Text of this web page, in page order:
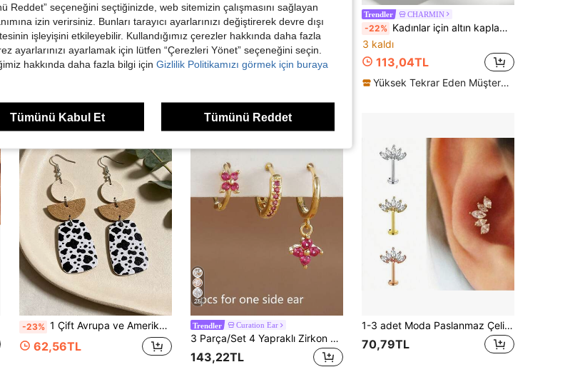
XLOO
-3% Kadın Küpe, 14K Altın Kaplama Halka Küpe, Zarif Üç Katmanlı Sallantılı Küpe, Hipoalerjenik Huggie Küpe, Şık Kadın Stili
183,28TL
CHENG YUER
119,63TL
Trendler CHARMIN
-22% Kadınlar için altın kaplama kare saplı küpeler, çapraz metal çizgiler, tamamen kübik zirkon taşlarla kaplı ve inci dokulu kenarlara sahip. Minimalist ve zarif tasarım, günlük kullanım ve ofis için uygun, şık bir hediye fikri.
3 kaldı
113,04TL
Yüksek Tekrar Eden Müşteriler
-23% 1 Çift Avrupa ve Amerikan Tarzı Vintage Geometrik Yama Desenli Siyah Beyaz Benekli Küpe, Kadınlar İçin Moda Kişiselleştirilmiş Deri Sallantılı Küpe, Zarif Çok Yönlü Takı/Çok Katmanlı El Yapımı Detaylı/Kız Arkadaş veya Arkadaş İçin Hediye/Feminen Vahşi/Yumuşak Deri Malzeme
62,56TL
25
Trendler Curation Ear
3 Parça/Set 4 Yapraklı Zirkon Çiçek Küpe Seti, Kadın Stili, 18K Altın Kaplama Hipoalerjenik Kıkırdak Halkası ve Stud Kıkırdak Piercing Takısı, Günlük Kullanıma Uygun
143,22TL
1-3 adet Moda Paslanmaz Çelik Kübik Zirkonyum Taç Küpe, Kıkırdak/Tragus Takı, Dudak Halkası, Kadınlar İçin Vücut Piercing Aksesuarları
70,79TL
Reddet” seçeneğini seçtiğinizde, web sitemizin çalışmasını sağlayan
izin verirsiniz. Bunları tarayıcı ayarlarınızı değiştirerek devre dışı
işleyişini etkileyebilir. Kullandığımız çerezler hakkında daha fazla
ayarlarınızı ayarlamak için lütfen “Çerezleri Yönet” seçeneğini seçin.
hakkında daha fazla bilgi için Gizlilik Politikamızı görmek için buraya
Tümünü Kabul Et Tümünü Reddet